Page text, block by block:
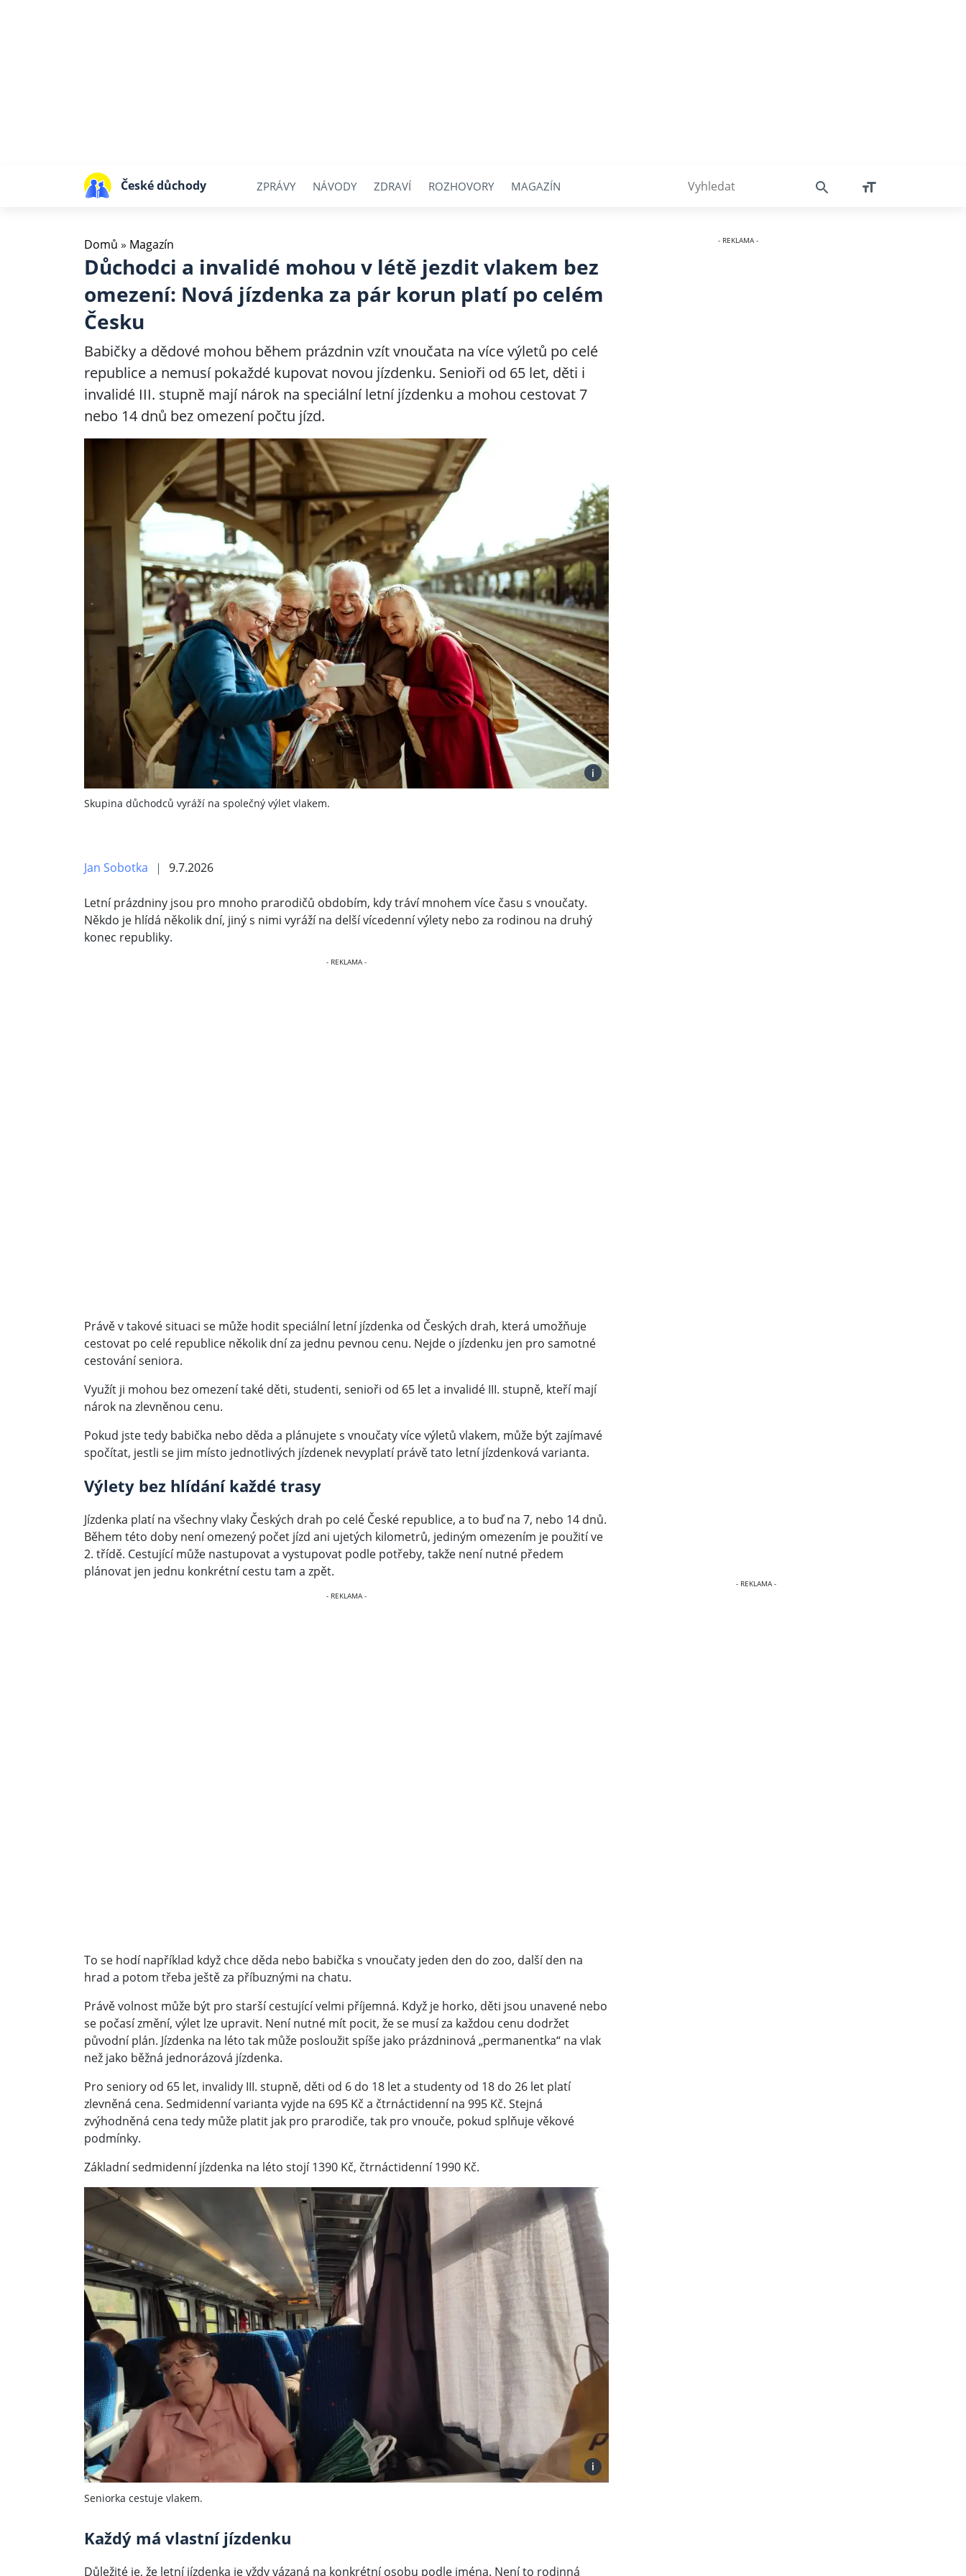
České důchody ZPRÁVY NÁVODY ZDRAVÍ ROZHOVORY MAGAZÍN
Domů » Magazín
Důchodci a invalidé mohou v létě jezdit vlakem bez
omezení: Nová jízdenka za pár korun platí po celém
Česku
Babičky a dědové mohou během prázdnin vzít vnoučata na více výletů po celé
republice a nemusí pokaždé kupovat novou jízdenku. Senioři od 65 let, děti i
invalidé III. stupně mají nárok na speciální letní jízdenku a mohou cestovat 7
nebo 14 dnů bez omezení počtu jízd.
i
Skupina důchodců vyráží na společný výlet vlakem.
Jan Sobotka 9.7.2026
Letní prázdniny jsou pro mnoho prarodičů obdobím, kdy tráví mnohem více času s vnoučaty.
Někdo je hlídá několik dní, jiný s nimi vyráží na delší vícedenní výlety nebo za rodinou na druhý
konec republiky.
Právě v takové situaci se může hodit speciální letní jízdenka od Českých drah, která umožňuje
cestovat po celé republice několik dní za jednu pevnou cenu. Nejde o jízdenku jen pro samotné
cestování seniora.
Využít ji mohou bez omezení také děti, studenti, senioři od 65 let a invalidé III. stupně, kteří mají
nárok na zlevněnou cenu.
Pokud jste tedy babička nebo děda a plánujete s vnoučaty více výletů vlakem, může být zajímavé
spočítat, jestli se jim místo jednotlivých jízdenek nevyplatí právě tato letní jízdenková varianta.
Výlety bez hlídání každé trasy
Jízdenka platí na všechny vlaky Českých drah po celé České republice, a to buď na 7, nebo 14 dnů.
Během této doby není omezený počet jízd ani ujetých kilometrů, jediným omezením je použití ve
2. třídě. Cestující může nastupovat a vystupovat podle potřeby, takže není nutné předem
plánovat jen jednu konkrétní cestu tam a zpět.
To se hodí například když chce děda nebo babička s vnoučaty jeden den do zoo, další den na
hrad a potom třeba ještě za příbuznými na chatu.
Právě volnost může být pro starší cestující velmi příjemná. Když je horko, děti jsou unavené nebo
se počasí změní, výlet lze upravit. Není nutné mít pocit, že se musí za každou cenu dodržet
původní plán. Jízdenka na léto tak může posloužit spíše jako prázdninová „permanentka“ na vlak
než jako běžná jednorázová jízdenka.
Pro seniory od 65 let, invalidy III. stupně, děti od 6 do 18 let a studenty od 18 do 26 let platí
zlevněná cena. Sedmidenní varianta vyjde na 695 Kč a čtrnáctidenní na 995 Kč. Stejná
zvýhodněná cena tedy může platit jak pro prarodiče, tak pro vnouče, pokud splňuje věkové
podmínky.
Základní sedmidenní jízdenka na léto stojí 1390 Kč, čtrnáctidenní 1990 Kč.
i
Seniorka cestuje vlakem.
Každý má vlastní jízdenku
Důležité je, že letní jízdenka je vždy vázaná na konkrétní osobu podle jména. Není to rodinná